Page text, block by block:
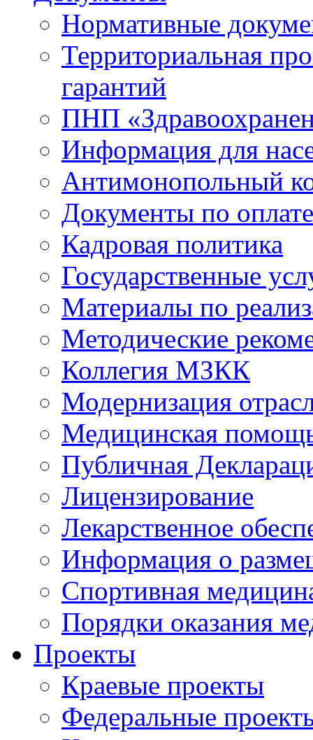
Нормативные
Территориальная
гарантий
ПНП
Информация для
Антимонопольный
Документы по
Кадровая политика
Государственные
Материалы по
Методические
Коллегия МЗКК
Модернизация
Медицинская
Публичная
Лицензирование
Лекарственное
Информация о
Спортивная
Порядки оказания
Проекты
Краевые проекты
Федеральные